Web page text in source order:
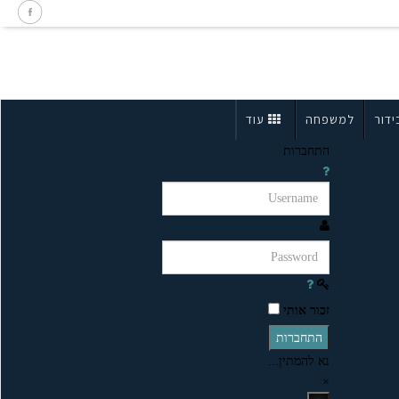
למשפחה עוד
התחברות
זכור אותי
התחברות
נא להמתין...
×